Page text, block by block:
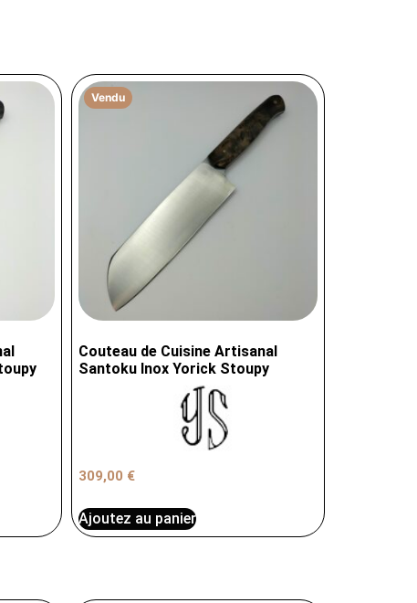
Vendu
Couteau de Cuisine Artisanal
Santoku Inox Yorick Stoupy
309,00 €
Ajoutez au panier